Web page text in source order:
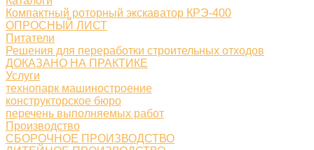
Компактный роторный экскаватор КРЭ-400
ОПРОСНЫЙ ЛИСТ
Питатели
Решения для переработки строительных отходов
ДОКАЗАНО НА ПРАКТИКЕ
Услуги
технопарк машиностроение
конструкторское бюро
перечень выполняемых работ
Производство
СБОРОЧНОЕ ПРОИЗВОДСТВО